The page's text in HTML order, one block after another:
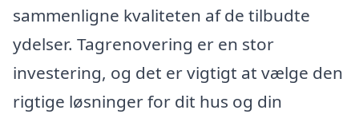
sammenligne kvaliteten af de tilbudte
ydelser. Tagrenovering er en stor
investering, og det er vigtigt at vælge den
rigtige løsninger for dit hus og din